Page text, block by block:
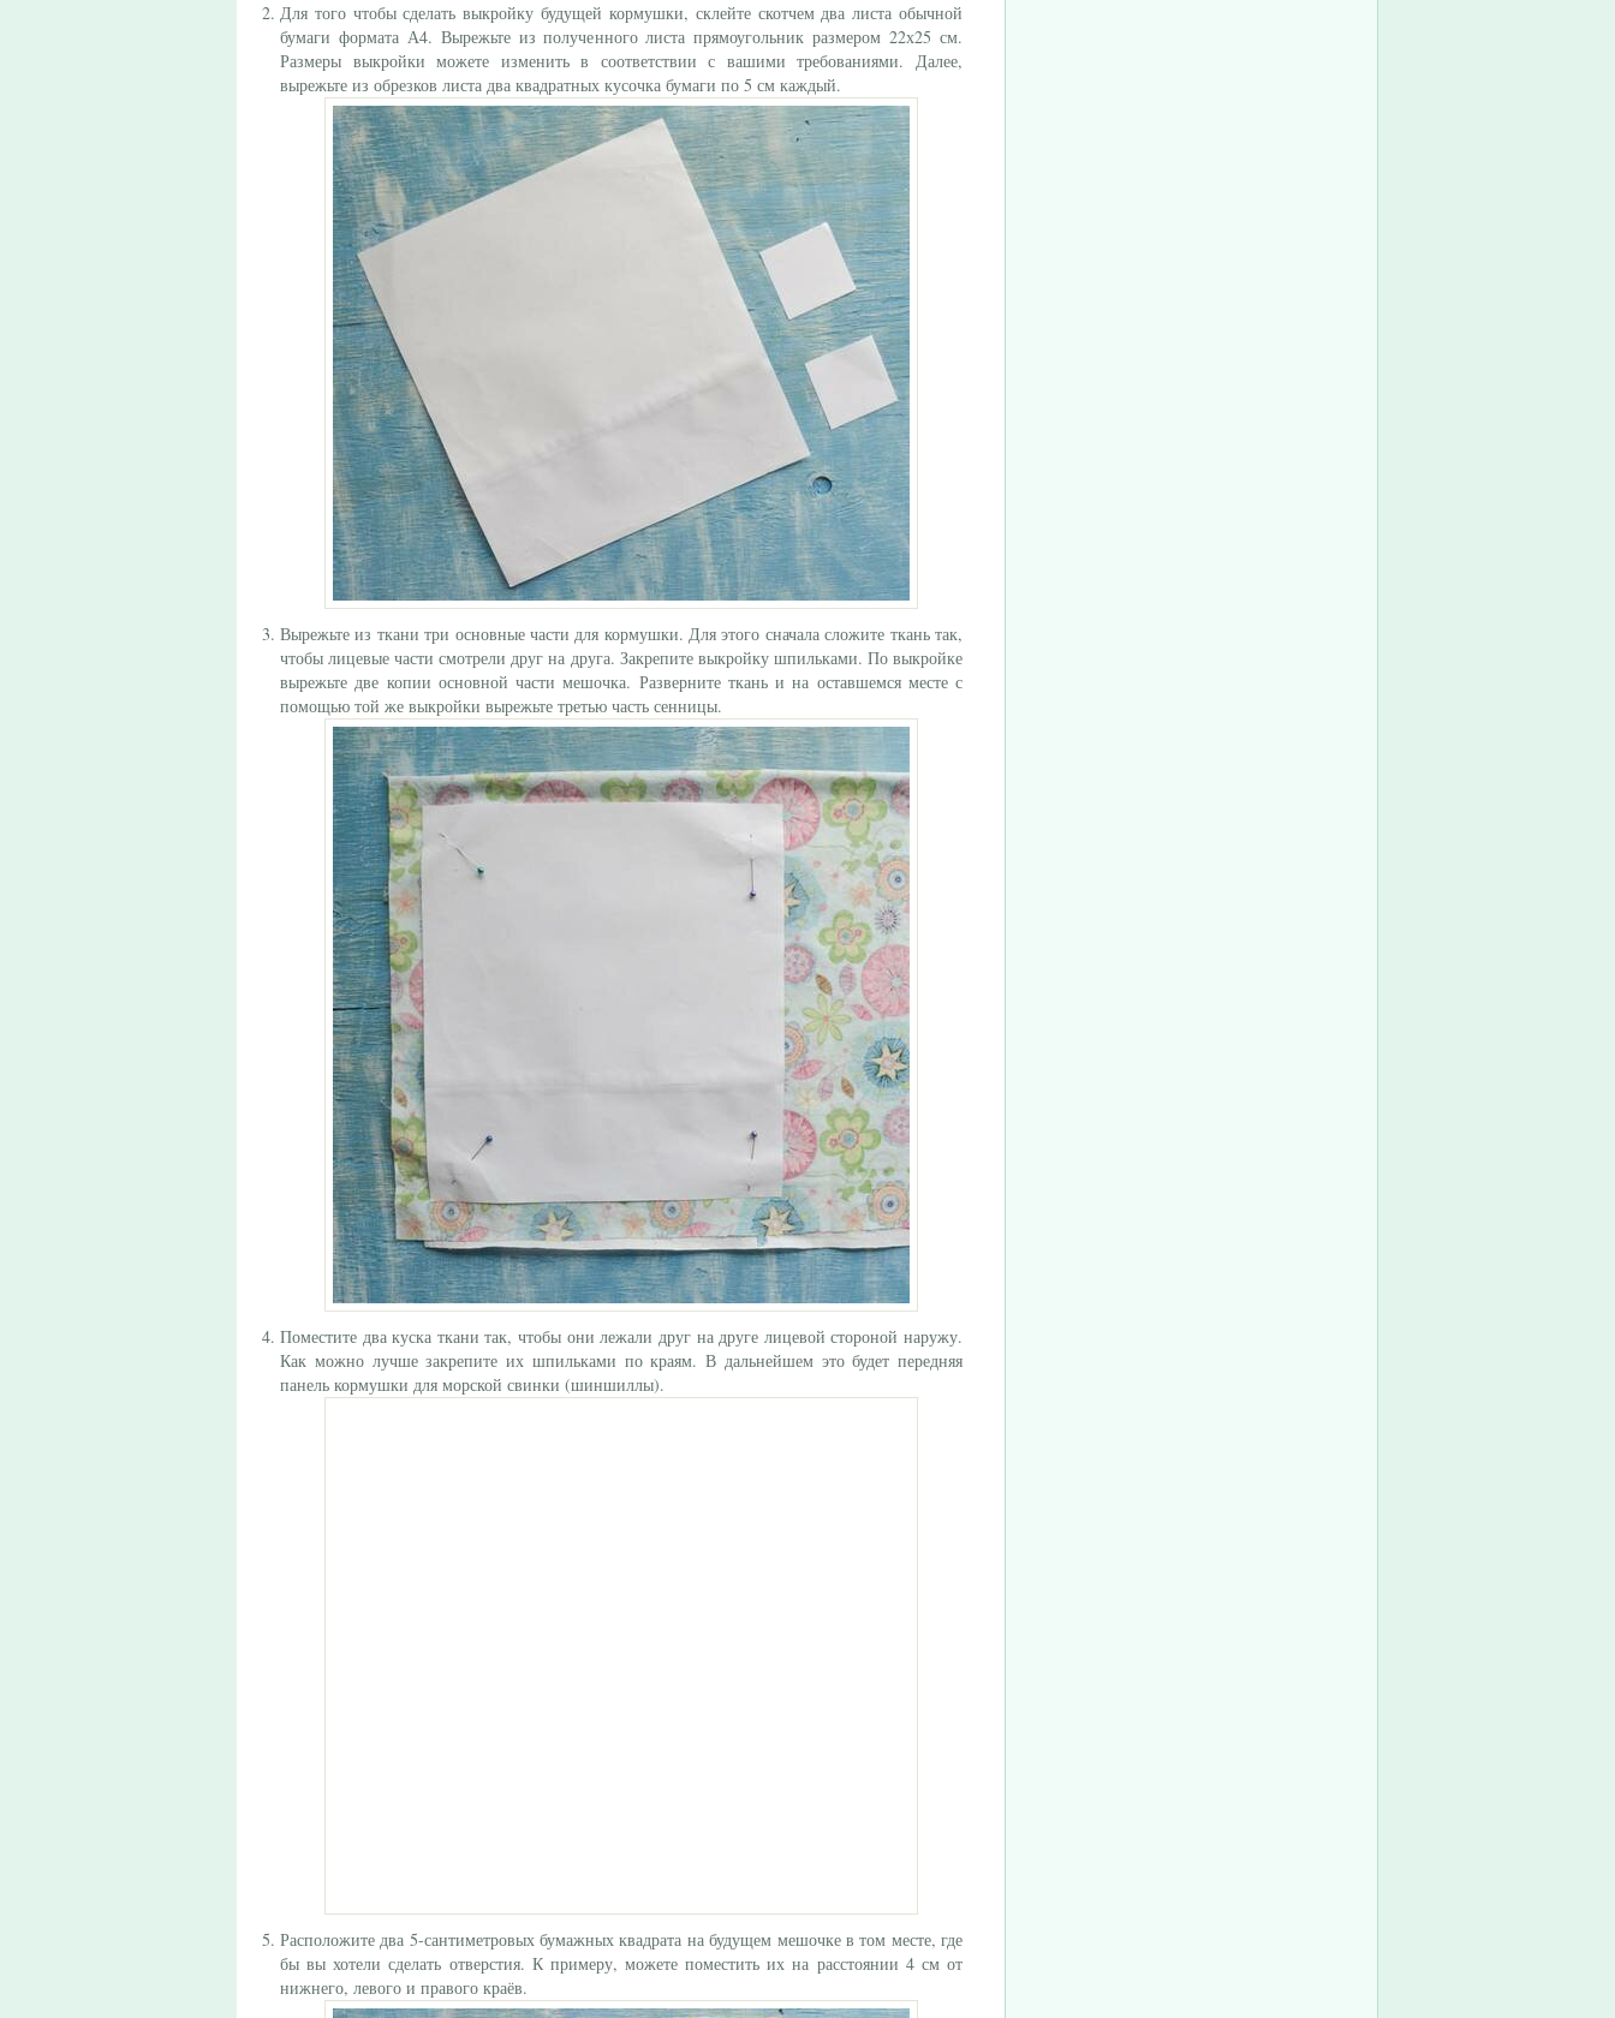
Для того чтобы сделать выкройку будущей кормушки, склейте скотчем два листа обычной
бумаги формата А4. Вырежьте из полученного листа прямоугольник размером 22х25 см.
Размеры выкройки можете изменить в соответствии с вашими требованиями. Далее,
вырежьте из обрезков листа два квадратных кусочка бумаги по 5 см каждый.
Вырежьте из ткани три основные части для кормушки. Для этого сначала сложите ткань так,
чтобы лицевые части смотрели друг на друга. Закрепите выкройку шпильками. По выкройке
вырежьте две копии основной части мешочка. Разверните ткань и на оставшемся месте с
помощью той же выкройки вырежьте третью часть сенницы.
Поместите два куска ткани так, чтобы они лежали друг на друге лицевой стороной наружу.
Как можно лучше закрепите их шпильками по краям. В дальнейшем это будет передняя
панель кормушки для морской свинки (шиншиллы).
Расположите два 5-сантиметровых бумажных квадрата на будущем мешочке в том месте, где
бы вы хотели сделать отверстия. К примеру, можете поместить их на расстоянии 4 см от
нижнего, левого и правого краёв.